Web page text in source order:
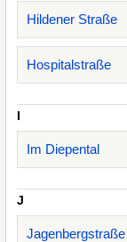
Hildener Straße
Hospitalstraße
I
Im Diepental
J
Jagenbergstraße